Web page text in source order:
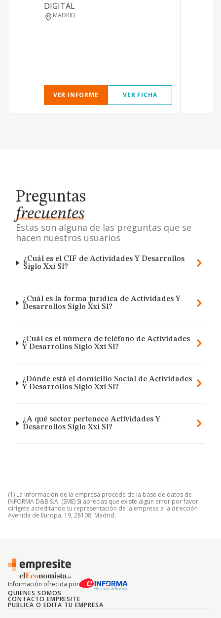
DIGITAL
MADRID
VER INFORME VER FICHA
Preguntas
frecuentes
Estas son alguna de las preguntas que se
hacen nuestros usuarios
¿Cuál es el CIF de Actividades Y Desarrollos
Siglo Xxi Sl?
¿Cuál es la forma jurídica de Actividades Y
Desarrollos Siglo Xxi Sl?
¿Cuál es el número de teléfono de Actividades
Y Desarrollos Siglo Xxi Sl?
¿Dónde está el domicilio Social de Actividades
Y Desarrollos Siglo Xxi Sl?
¿A qué sector pertenece Actividades Y
Desarrollos Siglo Xxi Sl?
(1) La información de la empresa procede de la base de datos de
INFORMA D&B S.A. (SME) Si aprecias que existe algún error por favor
dirígete acreditando tu representación de la empresa a la dirección
Avenida de Europa, 19, 28108, Madrid.
Información ofrecida por
QUIENES SOMOS
CONTACTO EMPRESITE
PUBLICA O EDITA TU EMPRESA